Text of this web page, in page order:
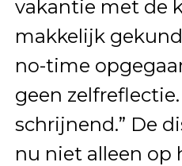
vakantie met de
makkelijk
no-time
geen
schrijnend.” De
nu niet alleen op